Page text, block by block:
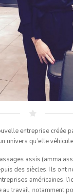
entreprise créée
univers qu’elle
assis (amma
des siècles. Ils ont
américaines,
travail, notamment